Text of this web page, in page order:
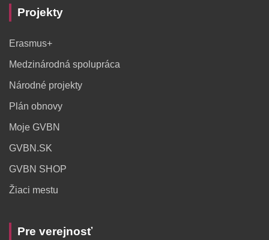
Projekty
Erasmus+
Medzinárodná spolupráca
Národné projekty
Plán obnovy
Moje GVBN
GVBN.SK
GVBN SHOP
Žiaci mestu
Pre verejnosť